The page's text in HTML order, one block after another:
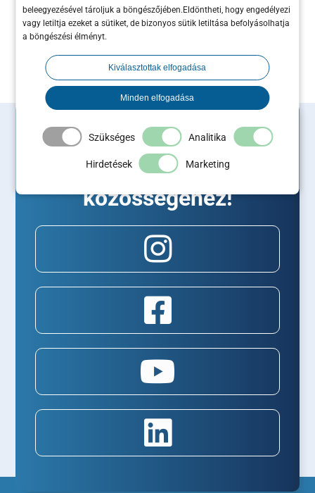
beleegyezésével tároljuk a böngészőjében.Eldöntheti, hogy engedélyezi
vagy letiltja ezeket a sütiket, de bizonyos sütik letiltása befolyásolhatja
a böngészési élményt.
Kiválasztottak elfogadása
Minden elfogadása
Szükséges Analitika
Hirdetések Marketing
Csatlakozz Te is a
Maximum Business
közösségéhez!